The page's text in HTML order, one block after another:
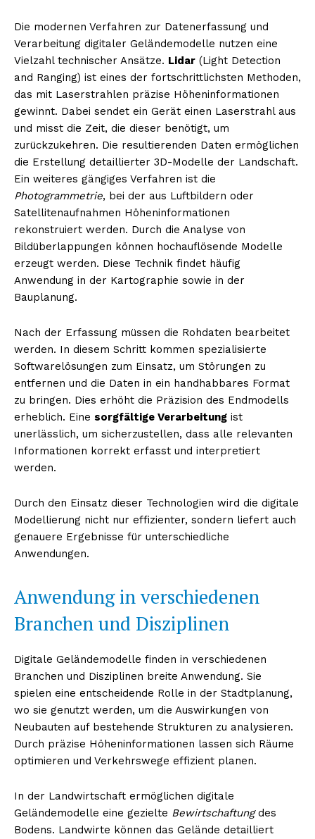
Die modernen Verfahren zur Datenerfassung und
Verarbeitung digitaler Geländemodelle nutzen eine
Vielzahl technischer Ansätze. Lidar (Light Detection
and Ranging) ist eines der fortschrittlichsten Methoden,
das mit Laserstrahlen präzise Höheninformationen
gewinnt. Dabei sendet ein Gerät einen Laserstrahl aus
und misst die Zeit, die dieser benötigt, um
zurückzukehren. Die resultierenden Daten ermöglichen
die Erstellung detaillierter 3D-Modelle der Landschaft.
Ein weiteres gängiges Verfahren ist die
Photogrammetrie, bei der aus Luftbildern oder
Satellitenaufnahmen Höheninformationen
rekonstruiert werden. Durch die Analyse von
Bildüberlappungen können hochauflösende Modelle
erzeugt werden. Diese Technik findet häufig
Anwendung in der Kartographie sowie in der
Bauplanung.
Nach der Erfassung müssen die Rohdaten bearbeitet
werden. In diesem Schritt kommen spezialisierte
Softwarelösungen zum Einsatz, um Störungen zu
entfernen und die Daten in ein handhabbares Format
zu bringen. Dies erhöht die Präzision des Endmodells
erheblich. Eine sorgfältige Verarbeitung ist
unerlässlich, um sicherzustellen, dass alle relevanten
Informationen korrekt erfasst und interpretiert
werden.
Durch den Einsatz dieser Technologien wird die digitale
Modellierung nicht nur effizienter, sondern liefert auch
genauere Ergebnisse für unterschiedliche
Anwendungen.
Anwendung in verschiedenen
Branchen und Disziplinen
Digitale Geländemodelle finden in verschiedenen
Branchen und Disziplinen breite Anwendung. Sie
spielen eine entscheidende Rolle in der Stadtplanung,
wo sie genutzt werden, um die Auswirkungen von
Neubauten auf bestehende Strukturen zu analysieren.
Durch präzise Höheninformationen lassen sich Räume
optimieren und Verkehrswege effizient planen.
In der Landwirtschaft ermöglichen digitale
Geländemodelle eine gezielte Bewirtschaftungdes
Bodens. Landwirte können das Gelände detailliert